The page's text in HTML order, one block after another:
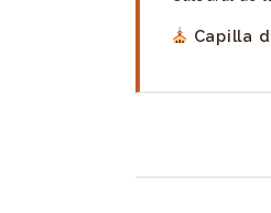
Capilla